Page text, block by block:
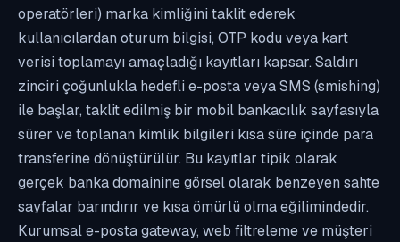
operatörleri) marka kimliğini taklit ederek
kullanıcılardan oturum bilgisi, OTP kodu veya kart
verisi toplamayı amaçladığı kayıtları kapsar. Saldırı
zinciri çoğunlukla hedefli e-posta veya SMS (smishing)
ile başlar, taklit edilmiş bir mobil bankacılık sayfasıyla
sürer ve toplanan kimlik bilgileri kısa süre içinde para
transferine dönüştürülür. Bu kayıtlar tipik olarak
gerçek banka domainine görsel olarak benzeyen sahte
sayfalar barındırır ve kısa ömürlü olma eğilimindedir.
Kurumsal e-posta gateway, web filtreleme ve müşteri